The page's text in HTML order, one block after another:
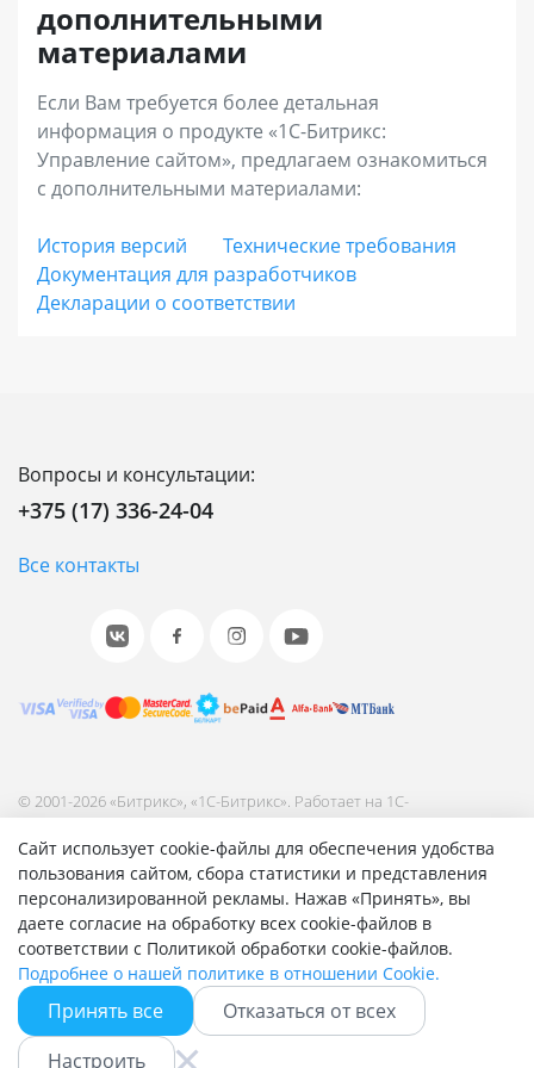
Сайт использует cookie-файлы для обеспечения удобства
пользования сайтом, сбора статистики и представления
персонализированной рекламы. Нажав «Принять», вы
даете согласие на обработку всех cookie-файлов в
соответствии с Политикой обработки cookie-файлов.
Подробнее о нашей политике в отношении Cookie.
Принять все
Отказаться от всех
Настроить
продаж электронных товаров, инструменты
увеличения среднего чека (наборы и
комплекты), запустить программу лояльности
и аффилиатские программы, использовать
расширенную отчетность.
«Энтерпрайз» – лицензия с максимальной
функциональностью для средних и крупных
интернет-магазинов, региональных и
встраивать интернет-магазин в
инфраструктуру компании для лучшей
интеграции и наивысшего качества сервиса.
отказоустойчивое решение для работы
Битрикс.
лицензию с необходимыми параметрами.
Если вы сомневаетесь в том, какую лицензию
вам выбрать – обращайтесь к нашим
партнерам. Они всегда будут рады помочь
вам сделать правильный выбор:
- Вы можете выбрать партнера
самостоятельно из
совпадает со сроком исключительных прав на
программный продукт (по статье 988 ГК РБ).
дополнительными
материалами
Если Вам требуется более детальная
информация о продукте «1С-Битрикс:
Управление сайтом», предлагаем ознакомиться
с дополнительными материалами:
История версий
Технические требования
Документация для разработчиков
Декларации о соответствии
Вопросы и консультации:
+375 (17) 336-24-04
Все контакты
© 2001-2026 «Битрикс», «1С-Битрикс». Работает на 1С-
Битрикс: Управление сайтом.
Согласие на обработку персональных данных
Отзыв согласия на обработку персональных данных
Политика обработки персональных данных
Соглашение об использовании сайта
Быстро с 1С-Битрикс